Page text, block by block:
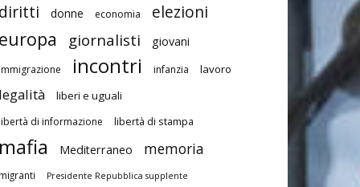
donne economia elezioni
giornalisti giovani
incontri infanzia lavoro
liberi e uguali
di informazione libertà di stampa
Mediterraneo memoria
Presidente Repubblica supplente